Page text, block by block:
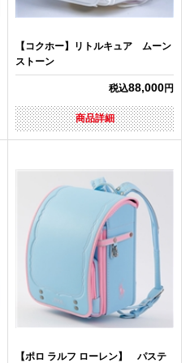
【コクホー】リトルキュア ムーン
ストーン
税込88,000円
商品詳細
【ポロ ラルフ ローレン】 パステ